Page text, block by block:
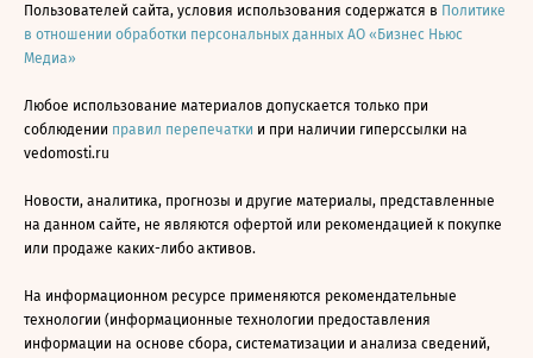
Пользователей сайта, условия использования содержатся в Политике
в отношении обработки персональных данных АО «Бизнес Ньюс
Медиа»
Любое использование материалов допускается только при
соблюдении правил перепечатки и при наличии гиперссылки на
vedomosti.ru
Новости, аналитика, прогнозы и другие материалы, представленные
на данном сайте, не являются офертой или рекомендацией к покупке
или продаже каких-либо активов.
На информационном ресурсе применяются рекомендательные
технологии (информационные технологии предоставления
информации на основе сбора, систематизации и анализа сведений,